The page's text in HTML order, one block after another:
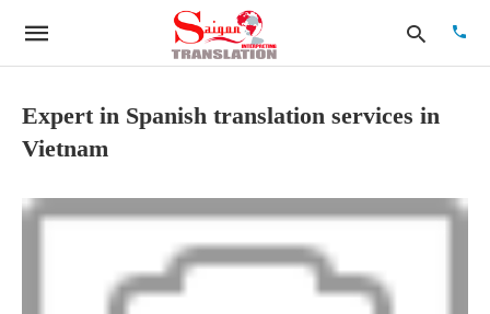
Expert in Spanish translation services in
Vietnam